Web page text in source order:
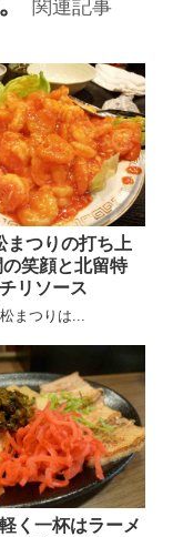
関連記事
まつりの打ち上
笑顔と北留特
リソース
まつりは...
く一杯はラーメ